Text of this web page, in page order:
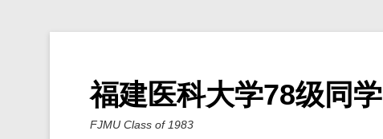
福建医科大学78级同学
FJMU Class of 1983